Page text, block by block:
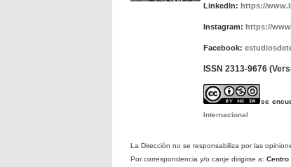
LinkedIn: https://
Instagram: https://
Facebook:
ISSN 2313-9676
se
Internacional
La Dirección no se responsabiliza por las
Por correspondencia y/o canje dirigirse a: Centro